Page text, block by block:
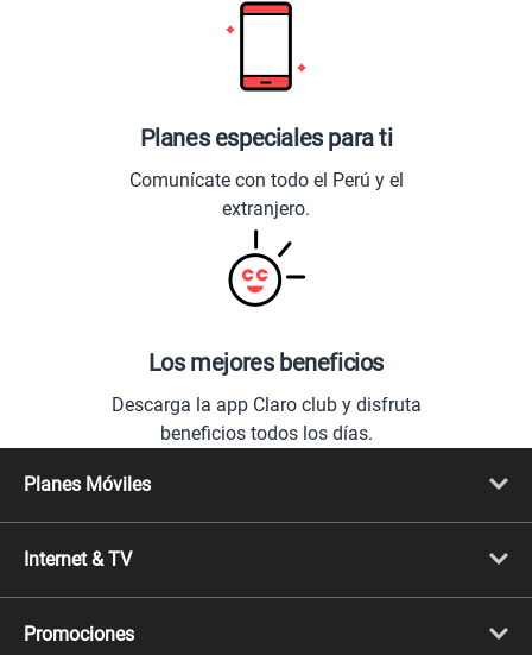
Planes especiales para ti
Comunícate con todo el Perú y el
extranjero.
Los mejores beneficios
Descarga la app Claro club y disfruta
beneficios todos los días.
Planes Móviles
Línea Nueva
Línea Adicional
Migración
Internet & TV
Internet + TV
Mejora tu plan
Promociones